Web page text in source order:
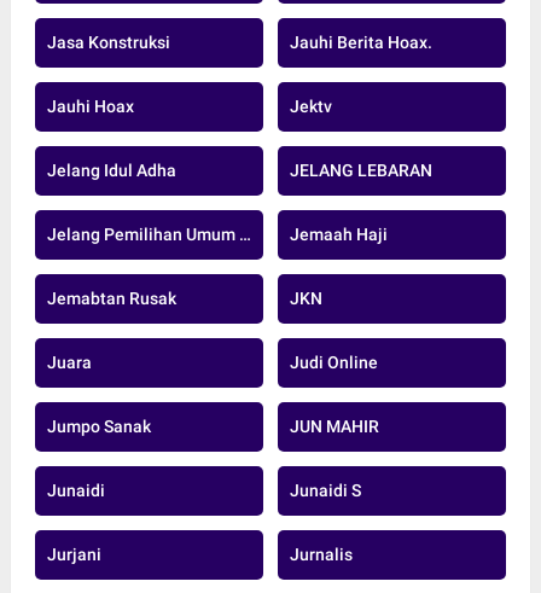
Jasa Konstruksi Jauhi Berita Hoax.
Jauhi Hoax Jektv
Jelang Idul Adha JELANG LEBARAN
Jelang Pemilihan Umum Serentak 2024 Jemaah Haji
Jemabtan Rusak JKN
Juara Judi Online
Jumpo Sanak JUN MAHIR
Junaidi Junaidi S
Jurjani Jurnalis